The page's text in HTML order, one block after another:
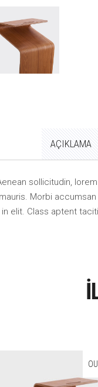
AÇIKLAMA
sollicitudin,
Morbi
elit. Class aptent